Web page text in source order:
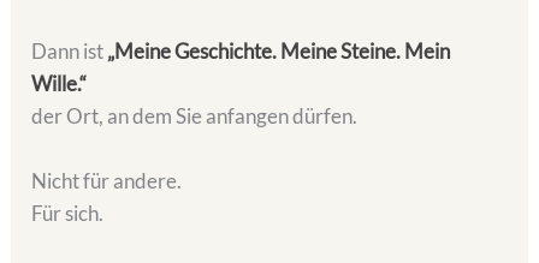
Dann ist„Meine Geschichte. Meine Steine. Mein
Wille.“
der Ort, an dem Sie anfangen dürfen.
Nicht für andere.
Für sich.